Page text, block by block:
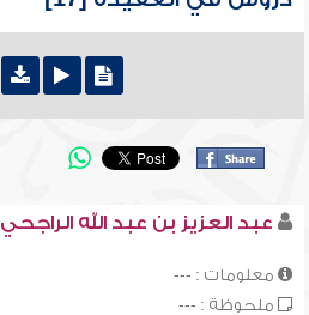
عبد العزيز بن عبد الله الراجحي
معلومات : ---
ملحوظة : ---